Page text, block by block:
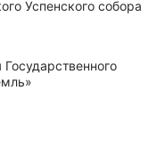
Успенского собора